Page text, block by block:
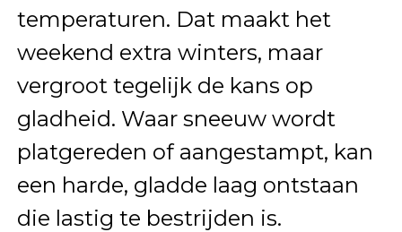
temperaturen. Dat maakt het
weekend extra winters, maar
vergroot tegelijk de kans op
gladheid. Waar sneeuw wordt
platgereden of aangestampt, kan
een harde, gladde laag ontstaan
die lastig te bestrijden is.